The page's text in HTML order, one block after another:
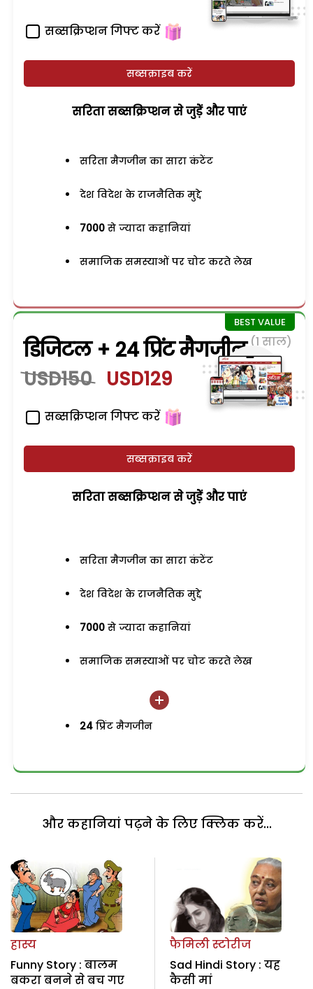
सब्सक्रिप्शन गिफ्ट करें
सब्सक्राइब करें
सरिता सब्सक्रिप्शन से जुड़ेें और पाएं
सरिता मैगजीन का सारा कंटेंट
देश विदेश के राजनैतिक मुद्दे
7000 से ज्यादा कहानियां
समाजिक समस्याओं पर चोट करते लेख
डिजिटल + 24 प्रिंट मैगजीन (1 साल)
USD150 USD129
सब्सक्रिप्शन गिफ्ट करें
सब्सक्राइब करें
सरिता सब्सक्रिप्शन से जुड़ेें और पाएं
सरिता मैगजीन का सारा कंटेंट
देश विदेश के राजनैतिक मुद्दे
7000 से ज्यादा कहानियां
समाजिक समस्याओं पर चोट करते लेख
24 प्रिंट मैगजीन
और कहानियां पढ़ने के लिए क्लिक करें...
हास्य
Funny Story : बालम
बकरा बनने से बच गए
फैमिली स्टोरीज
Sad Hindi Story : यह
कैसी मां